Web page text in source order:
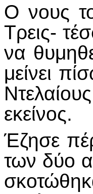
Ο νους
Τρεις-
να
μείνει
εκείνος.
Έζησε
των δύο